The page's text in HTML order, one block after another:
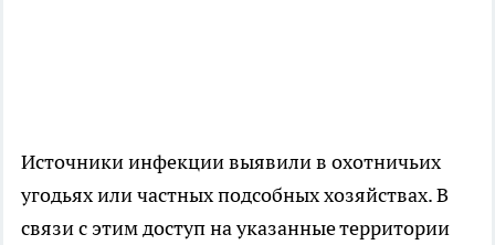
Источники инфекции выявили в охотничьих
угодьях или частных подсобных хозяйствах. В
связи с этим доступ на указанные территории